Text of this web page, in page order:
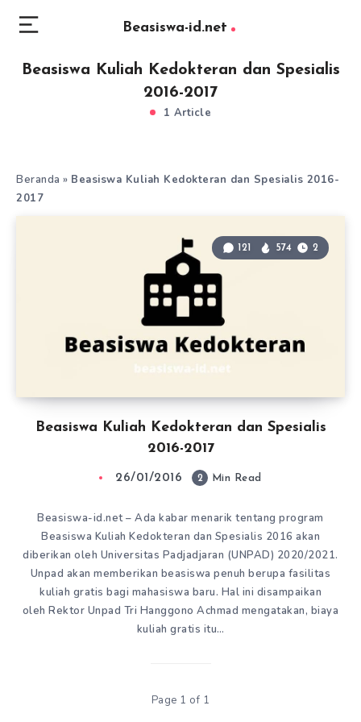
Beasiswa-id.net
Beasiswa Kuliah Kedokteran dan Spesialis
2016-2017
1 Article
Beranda » Beasiswa Kuliah Kedokteran dan Spesialis 2016-
2017
Beasiswa Kuliah Kedokteran dan Spesialis
2016-2017
121 574 2
26/01/2016 2 Min Read
Beasiswa-id.net – Ada kabar menarik tentang program
Beasiswa Kuliah Kedokteran dan Spesialis 2016 akan
diberikan oleh Universitas Padjadjaran (UNPAD) 2020/2021.
Unpad akan memberikan beasiswa penuh berupa fasilitas
kuliah gratis bagi mahasiswa baru. Hal ini disampaikan
oleh Rektor Unpad Tri Hanggono Achmad mengatakan, biaya
kuliah gratis itu…
Page 1 of 1